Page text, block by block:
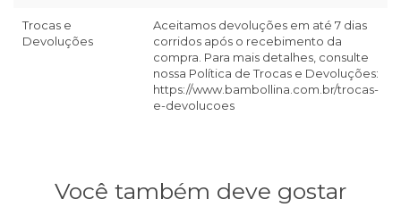
Trocas e
Devoluções
Aceitamos devoluções em até 7 dias
corridos após o recebimento da
compra. Para mais detalhes, consulte
nossa Política de Trocas e Devoluções:
https://www.bambollina.com.br/trocas-
e-devolucoes
Você também deve gostar